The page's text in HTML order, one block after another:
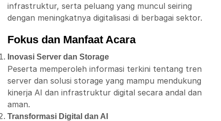
infrastruktur, serta peluang yang muncul seiring
dengan meningkatnya digitalisasi di berbagai sektor.
Fokus dan Manfaat Acara
Inovasi Server dan Storage
Peserta memperoleh informasi terkini tentang tren
server dan solusi storage yang mampu mendukung
kinerja AI dan infrastruktur digital secara andal dan
aman.
Transformasi Digital dan AI